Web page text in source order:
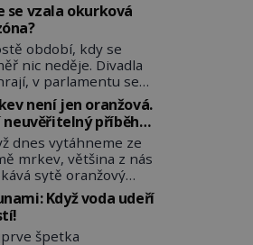
se vzala okurková
období, kdy se
nic neděje. Divadla
v parlamentu se
všichni jsou na
a média tak
o čem mluvit a psát.
si proto
které nikoho
Proč je však ona
doba spojovaná
s okurkami?
sezónu známe
není jen oranžová.
neuvěřitelný příběh
fialovou barvou
dnes vytáhneme ze
mrkev, většina z nás
sytě oranžový
Jenže po většinu
historie je mrkev
možné, jen ne
Je fialová, žlutá,
Když voda udeří
špetka